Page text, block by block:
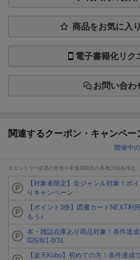
商品をお気に入
電子書籍化リク
お問い合わ
関連するクーポン・キャンペー
開催中
※エントリー必要の有無や実施期間等の各種詳細条件は
【対象者限定】全ジャンル対象！ポ
りキャンペーン
【ポイント3倍】図書カードNEXT利
もう♪
本・雑誌在庫あり商品対象！条件達
026/8/1-8/31
【楽天Kobo】初めての方！条件達成